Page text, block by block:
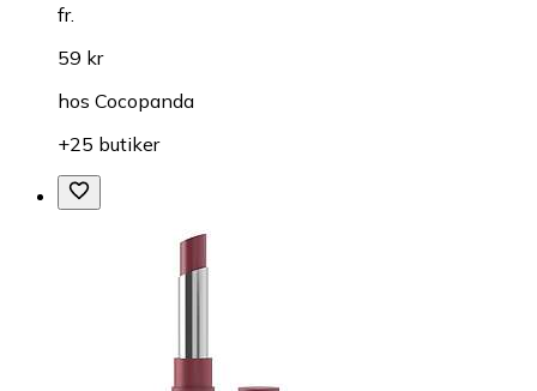
fr.
59 kr
hos Cocopanda
+25 butiker